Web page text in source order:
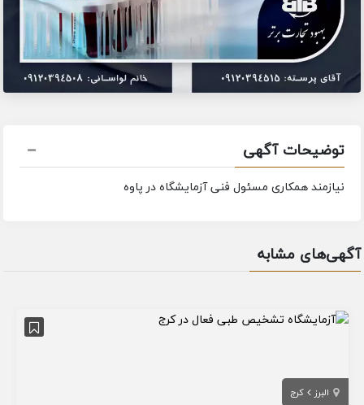
توضیحات آگهی
نیازمند همکاری مسئول فنی آزمایشگاه در پاوه
آگهی‌های مشابه
البرز کرج